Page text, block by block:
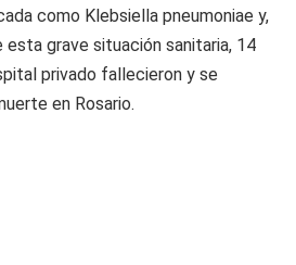
como Klebsiella pneumoniae y,
grave situación sanitaria, 14
privado fallecieron y se
en Rosario.